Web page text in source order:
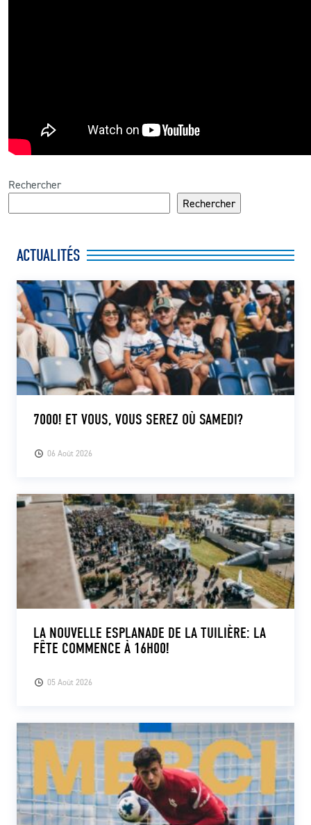
Rechercher
Rechercher
ACTUALITÉS
06 Août 2026
7000! ET VOUS, VOUS SEREZ OÙ SAMEDI?
05 Août 2026
LA NOUVELLE ESPLANADE DE LA TUILIÈRE: LA
FÊTE COMMENCE À 16H00!